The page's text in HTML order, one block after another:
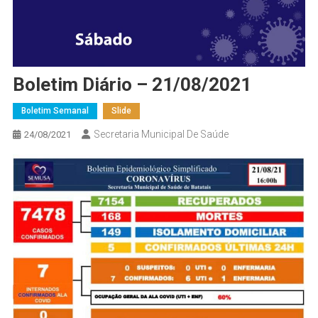
Boletim Diário – 21/08/2021
Boletim Semanal Slide
24/08/2021 Secretaria Municipal De Saúde